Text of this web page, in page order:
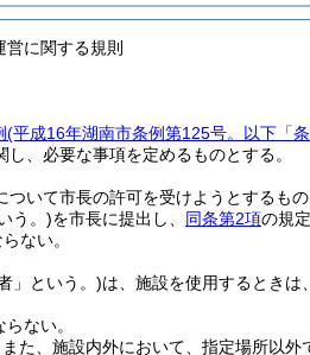
に関する規則
(平成16年湖南市条例第125号。以下「
、必要な事項を定めるものとする。
ついて市長の許可を受けようとするも
う。)を市長に提出し、 同条第2項の規
ない。
」という。)は、施設を使用するときは
ない。
また、施設内外において、指定場所以外